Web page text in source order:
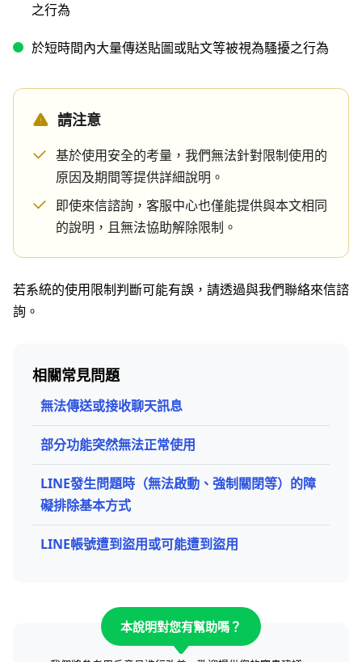
之行為
於短時間內大量傳送貼圖或貼文等被視為騷擾之行為
請注意
基於使用安全的考量，我們無法針對限制使用的
原因及期間等提供詳細說明。
即使來信諮詢，客服中心也僅能提供與本文相同
的說明，且無法協助解除限制。
若系統的使用限制判斷可能有誤，請透過與我們聯絡來信諮
詢。
相關常見問題
無法傳送或接收聊天訊息
部分功能突然無法正常使用
LINE發生問題時（無法啟動、強制關閉等）的障
礙排除基本方式
LINE帳號遭到盜用或可能遭到盜用
本說明對您有幫助嗎？